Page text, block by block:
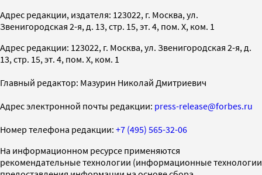
Адрес редакции, издателя: 123022, г. Москва, ул.
Звенигородская 2-я, д. 13, стр. 15, эт. 4, пом. X, ком. 1
Адрес редакции: 123022, г. Москва, ул. Звенигородская 2-я, д.
13, стр. 15, эт. 4, пом. X, ком. 1
Главный редактор: Мазурин Николай Дмитриевич
Адрес электронной почты редакции: press-release@forbes.ru
Номер телефона редакции: +7 (495) 565-32-06
На информационном ресурсе применяются
рекомендательные технологии (информационные технологии